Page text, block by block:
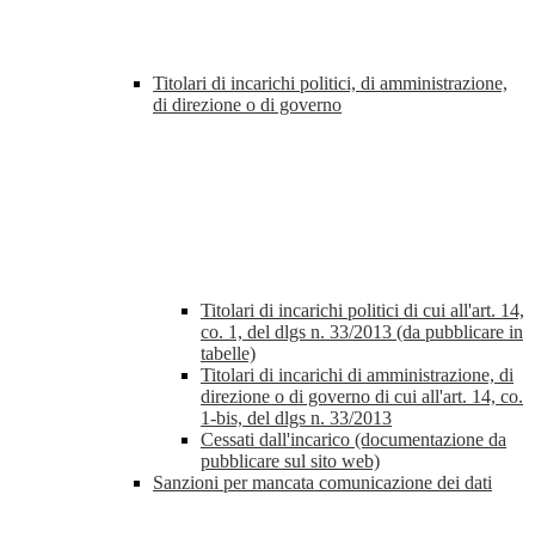
Titolari di incarichi politici, di amministrazione,
di direzione o di governo
Titolari di incarichi politici di cui all'art. 14,
co. 1, del dlgs n. 33/2013 (da pubblicare in
tabelle)
Titolari di incarichi di amministrazione, di
direzione o di governo di cui all'art. 14, co.
1-bis, del dlgs n. 33/2013
Cessati dall'incarico (documentazione da
pubblicare sul sito web)
Sanzioni per mancata comunicazione dei dati